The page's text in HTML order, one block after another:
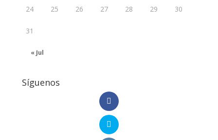
« Jul
24 25 26 27 28 29 30
31
Síguenos